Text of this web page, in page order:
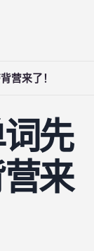
营来了！
先
来